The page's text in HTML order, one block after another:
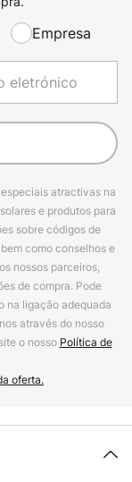
Empresa
atractivas na
e produtos para
sobre códigos de
como conselhos e
nossos parceiros,
de compra. Pode
na ligação adequada
através do nosso
o nosso Política de
oferta.